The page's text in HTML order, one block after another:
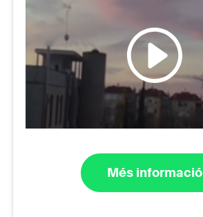
Més informació